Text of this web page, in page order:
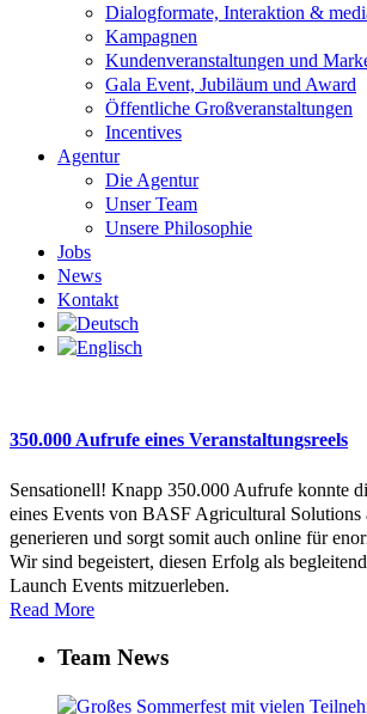
Dialogformate, Interaktion &
Kampagnen
Kundenveranstaltungen und
Gala Event, Jubiläum und Award
Öffentliche Großveranstaltungen
Incentives
Agentur
Die Agentur
Unser Team
Unsere Philosophie
Jobs
News
Kontakt
350.000 Aufrufe eines Veranstaltungsreels
Sensationell! Knapp 350.000 Aufrufe konnte
eines Events von BASF Agricultural Solutions
generieren und sorgt somit auch online für
Wir sind begeistert, diesen Erfolg als
Launch Events mitzuerleben.
Read More
Team News